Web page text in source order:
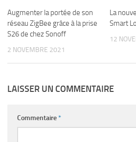
Augmenter la portée de son
réseau ZigBee grâce à la prise
S26 de chez Sonoff
2 NOVEMBRE 2021
La
Smart
12
LAISSER UN COMMENTAIRE
Commentaire*